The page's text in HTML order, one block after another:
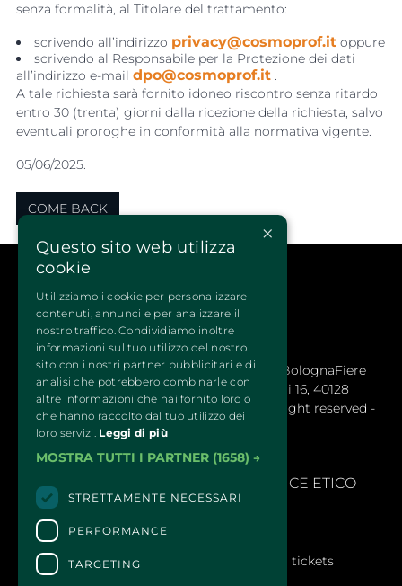
senza formalità, al Titolare del trattamento:
scrivendo all’indirizzo privacy@cosmoprof.it oppure
scrivendo al Responsabile per la Protezione dei dati
all’indirizzo e-mail dpo@cosmoprof.it .
A tale richiesta sarà fornito idoneo riscontro senza ritardo
entro 30 (trenta) giorni dalla ricezione della richiesta, salvo
eventuali proroghe in conformità alla normativa vigente.
05/06/2025.
COME BACK
QUATTROZAMPEINFIERA Organizzata da BolognaFiere
Cosmoprof S.p.a. – Sede legale: Via Maserati 16, 40128
Bologna (Italy) - R.E.A. 1766978 © 2024 All right reserved -
BolognaFiere Cosmoprof
SEGNALAZIONI -
MODELLLO EX. D.LGS 231/2001 E CODICE ETICO
CONTACTS
For information and support in purchasing tickets
Click here
×
Questo sito web utilizza
cookie
Utilizziamo i cookie per personalizzare
contenuti, annunci e per analizzare il
nostro traffico. Condividiamo inoltre
informazioni sul tuo utilizzo del nostro
sito con i nostri partner pubblicitari e di
analisi che potrebbero combinarle con
altre informazioni che hai fornito loro o
che hanno raccolto dal tuo utilizzo dei
loro servizi. Leggi di più
MOSTRA TUTTI I PARTNER (1658) →
STRETTAMENTE NECESSARI
PERFORMANCE
TARGETING